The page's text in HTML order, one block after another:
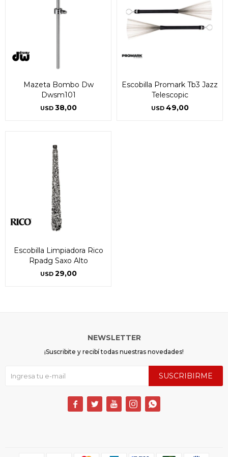
Mazeta Bombo Dw
Dwsm101
USD 38,00
Escobilla Promark Tb3 Jazz
Telescopic
USD 49,00
Escobilla Limpiadora Rico
Rpadg Saxo Alto
USD 29,00
NEWSLETTER
¡Suscribite y recibí todas nuestras novedades!
SUSCRIBIRME
    